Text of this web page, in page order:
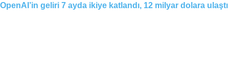
OpenAI’in geliri 7 ayda ikiye katlandı, 12 milyar dolara ulaştı